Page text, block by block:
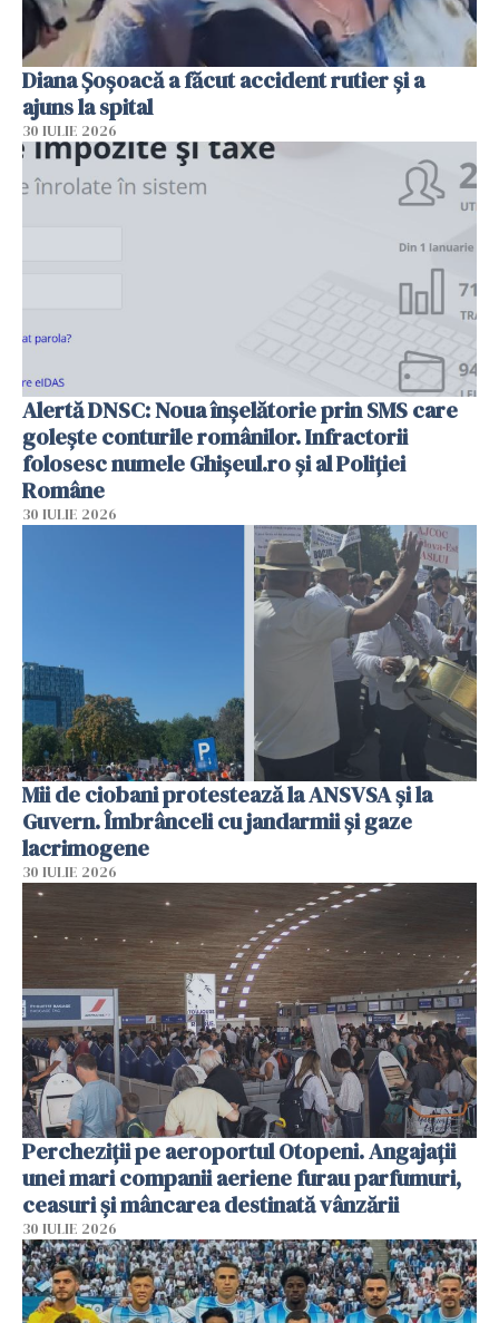
Diana Șoșoacă a făcut accident rutier și a
ajuns la spital
30 IULIE 2026
Alertă DNSC: Noua înșelătorie prin SMS care
golește conturile românilor. Infractorii
folosesc numele Ghișeul.ro și al Poliției
Române
30 IULIE 2026
Mii de ciobani protestează la ANSVSA și la
Guvern. Îmbrânceli cu jandarmii și gaze
lacrimogene
30 IULIE 2026
Percheziții pe aeroportul Otopeni. Angajații
unei mari companii aeriene furau parfumuri,
ceasuri și mâncarea destinată vânzării
30 IULIE 2026